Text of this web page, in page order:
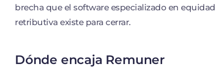
brecha que el software especializado en equidad
retributiva existe para cerrar.
Dónde encaja Remuner